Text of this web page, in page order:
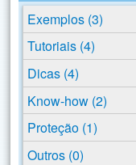
Exemplos (3)
Tutoriais (4)
Dicas (4)
Know-how (2)
Proteção (1)
Outros (0)